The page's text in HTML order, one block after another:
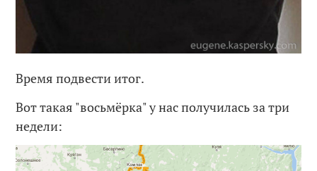
Время подвести итог.
Вот такая "восьмёрка" у нас получилась за три
недели: